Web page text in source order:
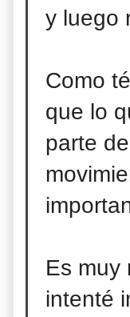
y luego
Como
que lo
parte
Es muy
intenté